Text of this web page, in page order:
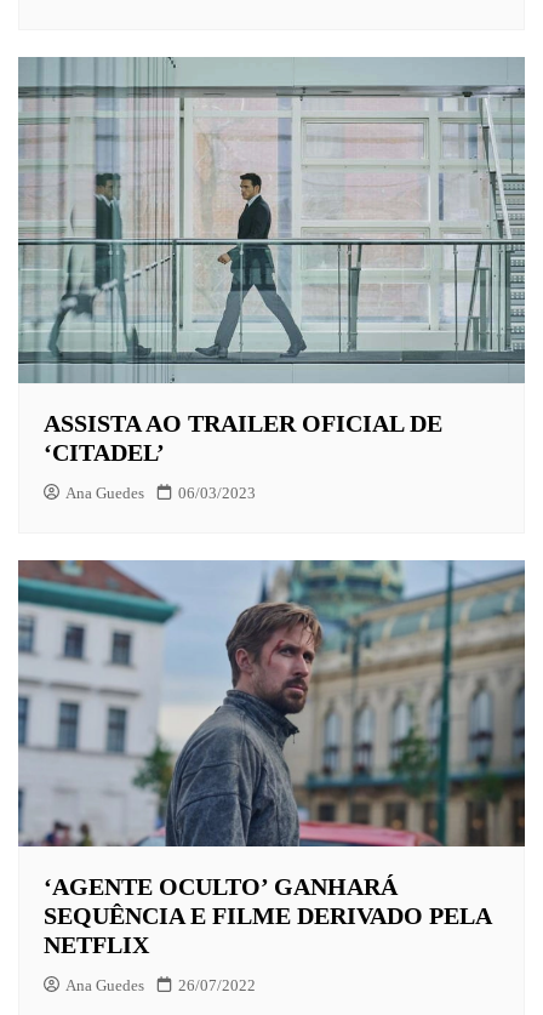
ASSISTA AO TRAILER OFICIAL DE
‘CITADEL’
Ana Guedes 06/03/2023
‘AGENTE OCULTO’ GANHARÁ
SEQUÊNCIA E FILME DERIVADO PELA
NETFLIX
Ana Guedes 26/07/2022